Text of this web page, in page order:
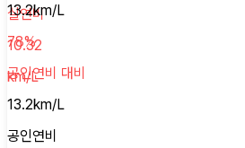
실연비
10.32
km/L
13.2km/L
78%
공인연비 대비
13.2km/L
공인연비